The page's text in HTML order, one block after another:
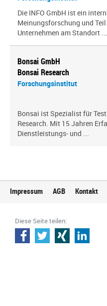
Die INFO GmbH ist ein
Meinungsforschung und
Unternehmen am Standort ...
Bonsai GmbH
Bonsai Research
Forschungsinstitut
Bonsai ist Spezialist für
Research. Mit 15 Jahren
Dienstleistungs- und ...
Impressum AGB Kontakt
Diese Seite teilen: